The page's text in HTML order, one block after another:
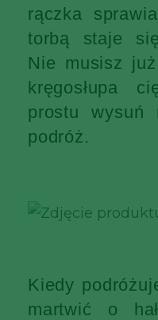
rączka
torbą staje
Nie musisz
kręgosłupa
prostu
podróż.
Kiedy
martwić o